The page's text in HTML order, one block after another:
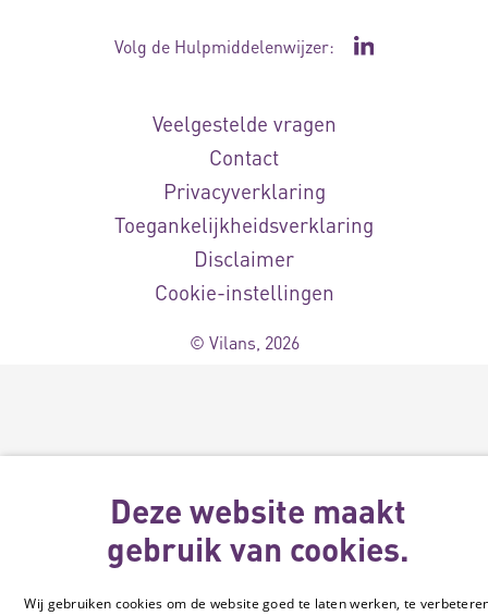
Volg de Hulpmiddelenwijzer: Ga naar de
Veelgestelde vragen
Contact
Privacyverklaring
Toegankelijkheidsverklaring
Disclaimer
Cookie-instellingen
© Vilans, 2026
Deze website maakt
gebruik van cookies.
Wij gebruiken cookies om de website goed te laten werken, te